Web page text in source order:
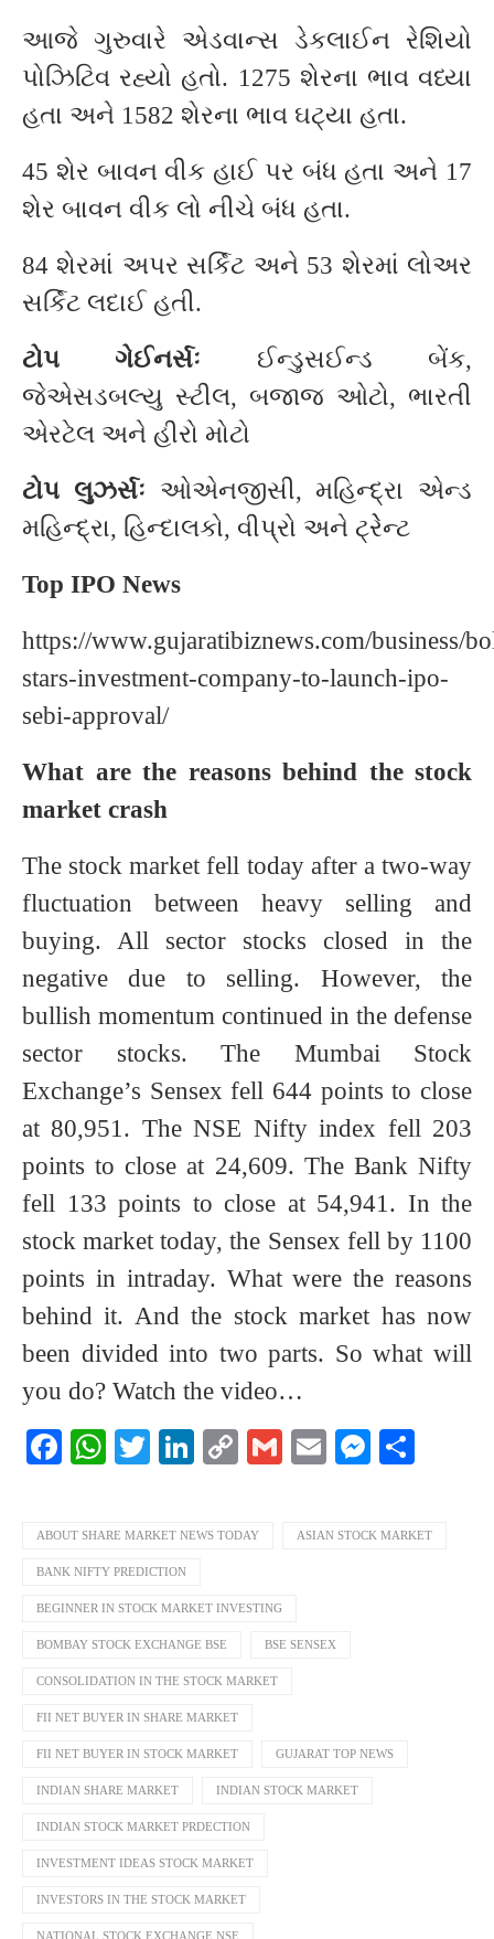
આજે ગુરુવારે એડવાન્સ ડેકલાઈન રેશિયો
પોઝિટિવ રહ્યો હતો. 1275 શેરના ભાવ વધ્યા
હતા અને 1582 શેરના ભાવ ઘટ્યા હતા.
45 શેર બાવન વીક હાઈ પર બંધ હતા અને 17
શેર બાવન વીક લો નીચે બંધ હતા.
84 શેરમાં અપર સર્કિટ અને 53 શેરમાં લોઅર
સર્કિટ લદાઈ હતી.
ટોપ ગેઈનર્સઃ ઈન્ડુસઈન્ડ બેંક,
જેએસડબલ્યુ સ્ટીલ, બજાજ ઓટો, ભારતી
એરટેલ અને હીરો મોટો
ટોપ લુઝર્સઃ ઓએનજીસી, મહિન્દ્રા એન્ડ
મહિન્દ્રા, હિન્દાલકો, વીપ્રો અને ટ્રેેન્ટ
Top IPO News
https://www.gujaratibiznews.com/business/
stars-investment-company-to-launch-ipo-
sebi-approval/
What are the reasons behind the stock
market crash
The stock market fell today after a two-way
fluctuation between heavy selling and
buying. All sector stocks closed in the
negative due to selling. However, the
bullish momentum continued in the defense
sector stocks. The Mumbai Stock
Exchange’s Sensex fell 644 points to close
at 80,951. The NSE Nifty index fell 203
points to close at 24,609. The Bank Nifty
fell 133 points to close at 54,941. In the
stock market today, the Sensex fell by 1100
points in intraday. What were the reasons
behind it. And the stock market has now
been divided into two parts. So what will
you do? Watch the video…
Facebook
WhatsApp
TwitterLinkedIn
CopyGmailEmail
ABOUT SHARE MARKET NEWS TODAY ASIAN STOCK MARKET
BANK NIFTY PREDICTION
BEGINNER IN STOCK MARKET INVESTING
BOMBAY STOCK EXCHANGE BSE BSE SENSEX
CONSOLIDATION IN THE STOCK MARKET
FII NET BUYER IN SHARE MARKET
FII NET BUYER IN STOCK MARKET GUJARAT TOP NEWS
INDIAN SHARE MARKET INDIAN STOCK MARKET
INDIAN STOCK MARKET PRDECTION
INVESTMENT IDEAS STOCK MARKET
INVESTORS IN THE STOCK MARKET
NATIONAL STOCK EXCHANGE NSE